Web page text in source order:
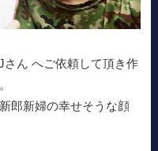
ん へご依頼して頂き作
郎新婦の幸せそうな顔